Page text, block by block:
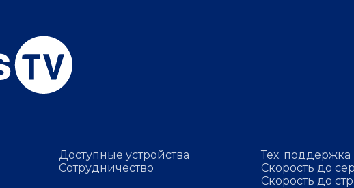
Доступные устройства
Сотрудничество
Тех. поддержка
Скорость до
Скорость до